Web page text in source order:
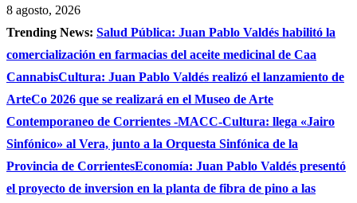
8 agosto, 2026
Trending News: Salud Pública: Juan Pablo Valdés habilitó la
comercialización en farmacias del aceite medicinal de Caa
CannabisCultura: Juan Pablo Valdés realizó el lanzamiento de
ArteCo 2026 que se realizará en el Museo de Arte
Contemporaneo de Corrientes -MACC-Cultura: llega «Jairo
Sinfónico» al Vera, junto a la Orquesta Sinfónica de la
Provincia de CorrientesEconomía: Juan Pablo Valdés presentó
el proyecto de inversion en la planta de fibra de pino a las